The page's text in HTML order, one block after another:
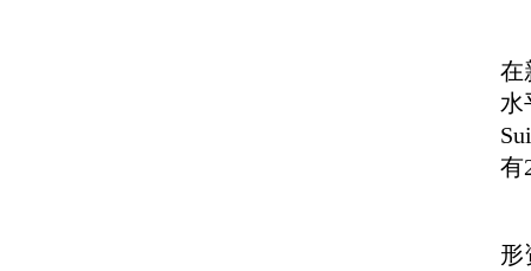
在
水
有
形